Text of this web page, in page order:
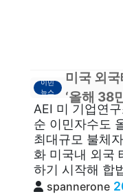
이민
뉴스
미국 외
‘올해 38
AEI 미 기업연
순 이민자수도
최대규모 불체
화 미국내 외국
하기 시작해 합
spannerone